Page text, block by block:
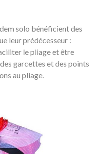
solo bénéficient des
leur prédécesseur :
le pliage et être
garcettes et des points
au pliage.